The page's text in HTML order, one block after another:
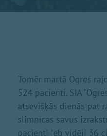
Tomēr martā Ogres
524 pacienti. SIA
atsevišķās dienās pat
slimnīcas savus
pacienti jeb vidēji 36